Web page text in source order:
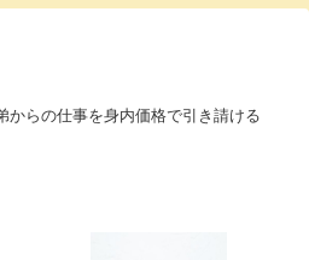
からの仕事を身内価格で引き請ける